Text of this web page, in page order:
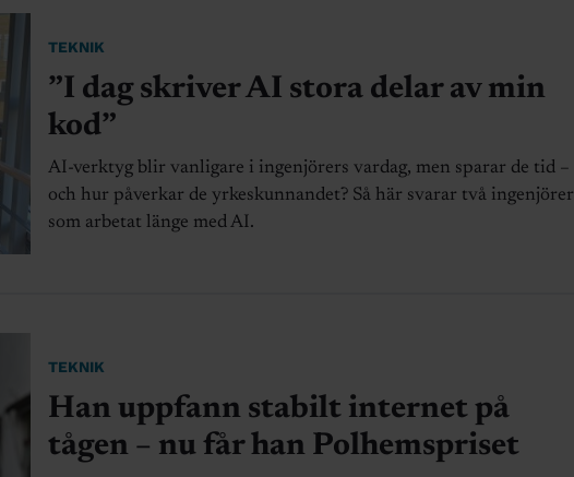
TEKNIK
”I dag skriver AI stora delar av min
kod”
AI-verktyg blir vanligare i ingenjörers vardag, men sparar de tid –
och hur påverkar de yrkeskunnandet? Så här svarar två ingenjörer
som arbetat länge med AI.
TEKNIK
Han uppfann stabilt internet på
tågen – nu får han Polhemspriset